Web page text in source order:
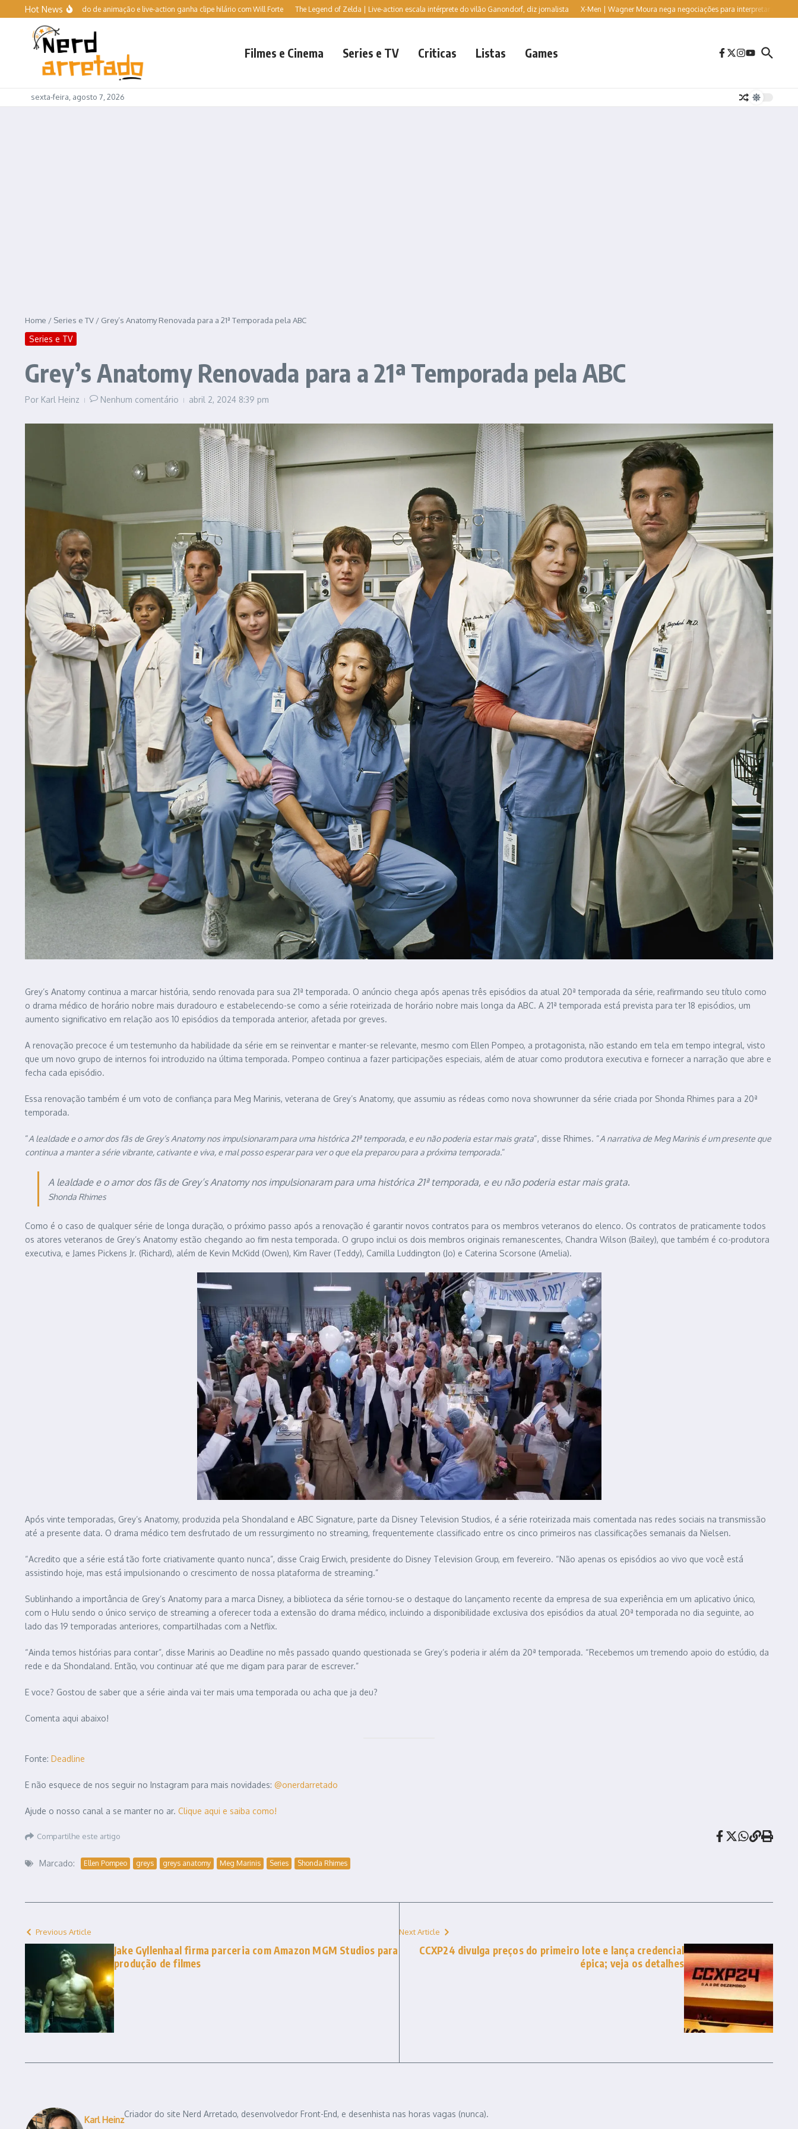
Ir para o conteúdo
Hot News
| Filme híbrido de animação e live-action ganha clipe hilário com Will Forte The Legend of Zelda | Live-action escala intérprete do vilão Ganondorf, diz jornalista X-Men | Wagner Moura nega negociações para interpretar o vilão Sr.
Filmes e Cinema Series e TV Criticas Listas Games
sexta-feira, agosto 7, 2026
Home / Series e TV / Grey’s Anatomy Renovada para a 21ª Temporada pela ABC
Series e TV
Grey’s Anatomy Renovada para a 21ª Temporada pela ABC
Por Karl Heinz Nenhum comentário abril 2, 2024 8:39 pm
Grey’s Anatomy continua a marcar história, sendo renovada para sua 21ª temporada. O anúncio chega após apenas três episódios da atual 20ª temporada da série, reafirmando seu título como
o drama médico de horário nobre mais duradouro e estabelecendo-se como a série roteirizada de horário nobre mais longa da ABC. A 21ª temporada está prevista para ter 18 episódios, um
aumento significativo em relação aos 10 episódios da temporada anterior, afetada por greves.
A renovação precoce é um testemunho da habilidade da série em se reinventar e manter-se relevante, mesmo com Ellen Pompeo, a protagonista, não estando em tela em tempo integral, visto
que um novo grupo de internos foi introduzido na última temporada. Pompeo continua a fazer participações especiais, além de atuar como produtora executiva e fornecer a narração que abre e
fecha cada episódio.
Essa renovação também é um voto de confiança para Meg Marinis, veterana de Grey’s Anatomy, que assumiu as rédeas como nova showrunner da série criada por Shonda Rhimes para a 20ª
temporada.
“A lealdade e o amor dos fãs de Grey’s Anatomy nos impulsionaram para uma histórica 21ª temporada, e eu não poderia estar mais grata“, disse Rhimes. “A narrativa de Meg Marinis é um presente que
continua a manter a série vibrante, cativante e viva, e mal posso esperar para ver o que ela preparou para a próxima temporada.“
A lealdade e o amor dos fãs de Grey’s Anatomy nos impulsionaram para uma histórica 21ª temporada, e eu não poderia estar mais grata.
Shonda Rhimes
Como é o caso de qualquer série de longa duração, o próximo passo após a renovação é garantir novos contratos para os membros veteranos do elenco. Os contratos de praticamente todos
os atores veteranos de Grey’s Anatomy estão chegando ao fim nesta temporada. O grupo inclui os dois membros originais remanescentes, Chandra Wilson (Bailey), que também é co-produtora
executiva, e James Pickens Jr. (Richard), além de Kevin McKidd (Owen), Kim Raver (Teddy), Camilla Luddington (Jo) e Caterina Scorsone (Amelia).
Após vinte temporadas, Grey’s Anatomy, produzida pela Shondaland e ABC Signature, parte da Disney Television Studios, é a série roteirizada mais comentada nas redes sociais na transmissão
até a presente data. O drama médico tem desfrutado de um ressurgimento no streaming, frequentemente classificado entre os cinco primeiros nas classificações semanais da Nielsen.
“Acredito que a série está tão forte criativamente quanto nunca”, disse Craig Erwich, presidente do Disney Television Group, em fevereiro. “Não apenas os episódios ao vivo que você está
assistindo hoje, mas está impulsionando o crescimento de nossa plataforma de streaming.”
Sublinhando a importância de Grey’s Anatomy para a marca Disney, a biblioteca da série tornou-se o destaque do lançamento recente da empresa de sua experiência em um aplicativo único,
com o Hulu sendo o único serviço de streaming a oferecer toda a extensão do drama médico, incluindo a disponibilidade exclusiva dos episódios da atual 20ª temporada no dia seguinte, ao
lado das 19 temporadas anteriores, compartilhadas com a Netflix.
“Ainda temos histórias para contar”, disse Marinis ao Deadline no mês passado quando questionada se Grey’s poderia ir além da 20ª temporada. “Recebemos um tremendo apoio do estúdio, da
rede e da Shondaland. Então, vou continuar até que me digam para parar de escrever.”
E voce? Gostou de saber que a série ainda vai ter mais uma temporada ou acha que ja deu?
Comenta aqui abaixo!
Fonte: Deadline
E não esquece de nos seguir no Instagram para mais novidades: @onerdarretado
Ajude o nosso canal a se manter no ar. Clique aqui e saiba como!
Compartilhe este artigo
Marcado: Ellen Pompeo greys greys anatomy Meg Marinis Series Shonda Rhimes
Previous Article
Jake Gyllenhaal firma parceria com Amazon MGM Studios para
produção de filmes
Next Article
CCXP24 divulga preços do primeiro lote e lança credencial
épica; veja os detalhes
Karl Heinz
Criador do site Nerd Arretado, desenvolvedor Front-End, e desenhista nas horas vagas (nunca).